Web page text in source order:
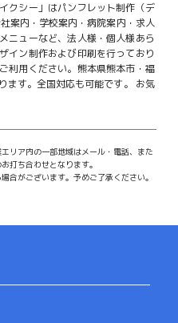
クシー」はパンフレット制作（デ
案内・学校案内・病院案内・求人
ニューなど、法人様・個人様あら
イン制作および印刷を行っており
利用ください。 熊本県熊本市・福
す。全国対応も可能です。
お気
リア内の一部地域はメール・電話、また
打ち合わせとなります。
合がございます。予めご了承ください。